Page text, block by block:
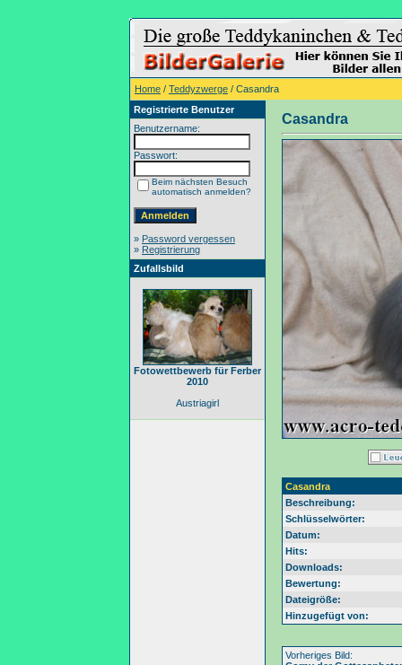
Home / Teddyzwerge / Casandra
Registrierte Benutzer
Benutzername:
Passwort:
Beim nächsten Besuch
automatisch anmelden?
» Password vergessen
» Registrierung
Zufallsbild
Fotowettbewerb für Ferber
2010
Austriagirl
Casandra
Casandra
Beschreibung:
Schlüsselwörter:
Datum:
Hits:
Downloads:
Bewertung:
Dateigröße:
Hinzugefügt von:
Vorheriges Bild: